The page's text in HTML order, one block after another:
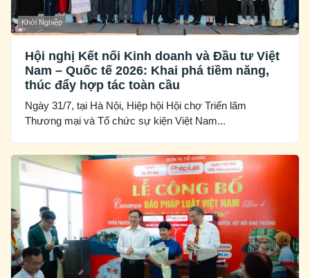
Khởi Nghiệp
Hội nghị Kết nối Kinh doanh và Đầu tư Việt
Nam – Quốc tế 2026: Khai phá tiềm năng,
thúc đẩy hợp tác toàn cầu
Ngày 31/7, tại Hà Nội, Hiệp hội Hội chợ Triển lãm
Thương mại và Tổ chức sự kiện Việt Nam...